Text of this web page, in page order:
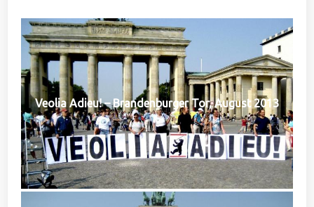
Veolia Adieu! – Brandenburger Tor, August 2013